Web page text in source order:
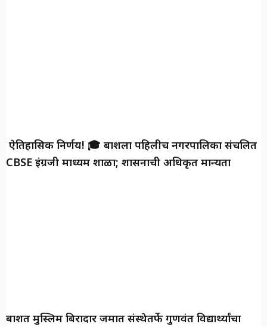
ऐतिहासिक निर्णय! 🎓 बार्शीला पहिलीच नगरपालिका संचलित
CBSE इंग्रजी माध्यम शाळा; शासनाची अधिकृत मान्यता
बार्शीत मुस्लिम बिरादार जमात संस्थेतर्फे गुणवंत विद्यार्थ्यांचा